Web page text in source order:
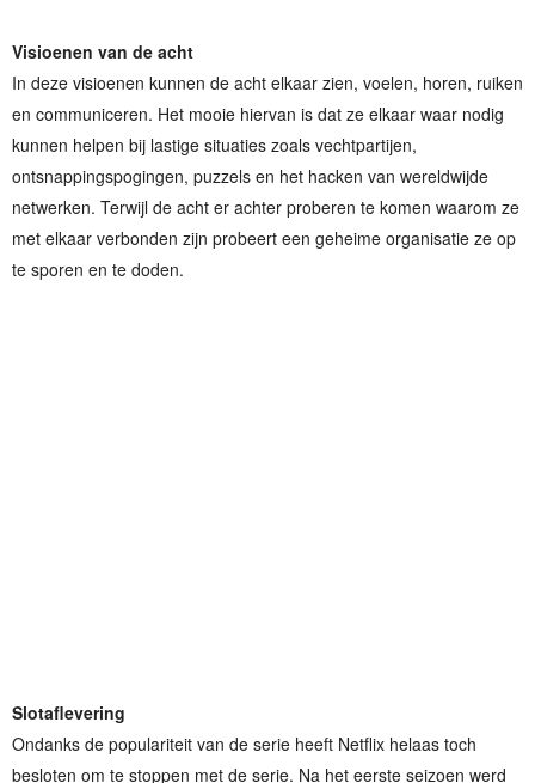
Visioenen van de acht
In deze visioenen kunnen de acht elkaar zien, voelen, horen, ruiken
en communiceren. Het mooie hiervan is dat ze elkaar waar nodig
kunnen helpen bij lastige situaties zoals vechtpartijen,
ontsnappingspogingen, puzzels en het hacken van wereldwijde
netwerken. Terwijl de acht er achter proberen te komen waarom ze
met elkaar verbonden zijn probeert een geheime organisatie ze op
te sporen en te doden.
Slotaflevering
Ondanks de populariteit van de serie heeft Netflix helaas toch
besloten om te stoppen met de serie. Na het eerste seizoen werd